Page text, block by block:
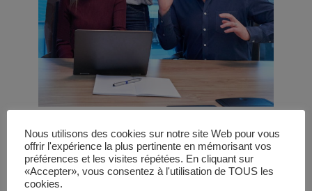
Entreprise
Vous êtes chef·fe d'entreprise, manager,
responsable RSE, CSE, RH et vous souhaitez
Nous utilisons des cookies sur notre site Web pour vous
offrir l'expérience la plus pertinente en mémorisant vos
préférences et les visites répétées. En cliquant sur
«Accepter», vous consentez à l'utilisation de TOUS les
cookies.